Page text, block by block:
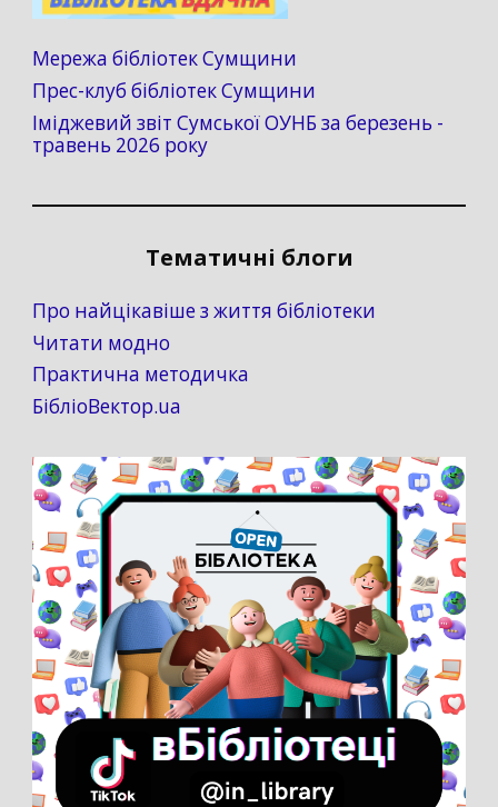
Мережа бібліотек Сумщини
Прес-клуб бібліотек Сумщини
Іміджевий звіт Сумської ОУНБ за березень -
травень 2026 року
Тематичні блоги
Про найцікавіше з життя бібліотеки
Читати модно
Практична методичка
БібліоВектор.ua